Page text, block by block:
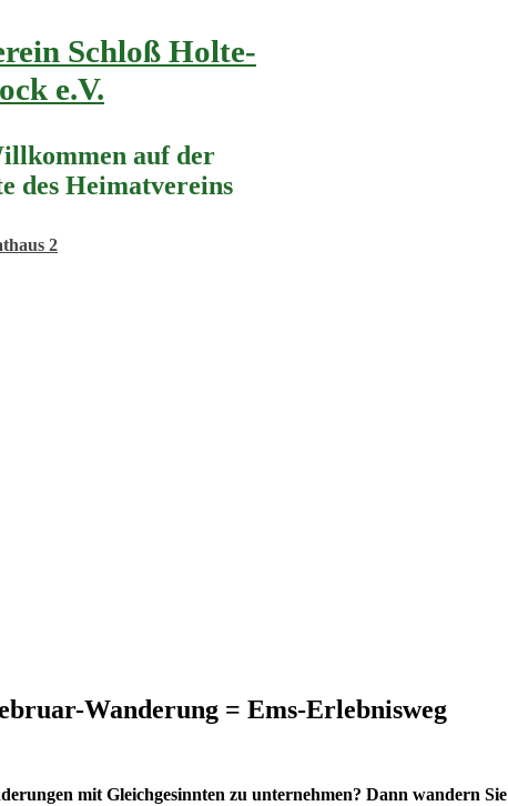
Schloß Holte-
e.V.
auf der
des Heimatvereins
2
Wanderung = Ems-Erlebnisweg
mit Gleichgesinnten zu unternehmen? Dann wandern